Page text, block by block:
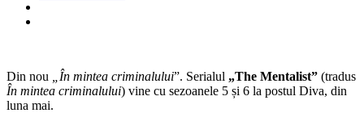
Din nou „În mintea criminalului”. Serialul „The Mentalist” (tradus
În mintea criminalului) vine cu sezoanele 5 și 6 la postul Diva, din
luna mai.